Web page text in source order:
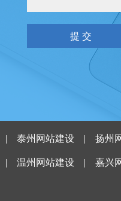
|泰州网站建设 |扬州
|温州网站建设 |嘉兴